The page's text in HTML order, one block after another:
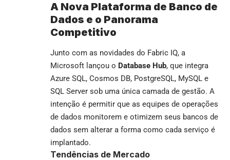
A Nova Plataforma de Banco de
Dados e o Panorama
Competitivo
Junto com as novidades do Fabric IQ, a
Microsoft lançou o Database Hub, que integra
Azure SQL, Cosmos DB, PostgreSQL, MySQL e
SQL Server sob uma única camada de gestão. A
intenção é permitir que as equipes de operações
de dados monitorem e otimizem seus bancos de
dados sem alterar a forma como cada serviço é
implantado.
Tendências de Mercado